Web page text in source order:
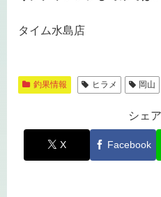
タイム水島店
釣果情報 ヒラメ 岡山
シェ
X Facebook